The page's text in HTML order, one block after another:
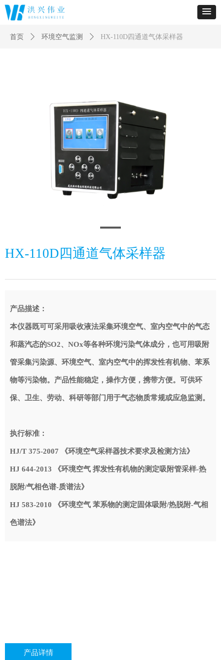
HX-110D四通道气体采样器
产品描述：
本仪器既可可采用吸收液法采集环境空气、室内空气中的气态
和蒸汽态的SO2、NOx等各种环境污染气体成分，也可用吸附
管采集污染源、环境空气、室内空气中的挥发性有机物、苯系
物等污染物。产品性能稳定，操作方便，携带方便。可供环
保、卫生、劳动、科研等部门用于气态物质常规或应急监测。
执行标准：
HJ/T 375-2007 《环境空气采样器技术要求及检测方法》
HJ 644-2013 《环境空气 挥发性有机物的测定吸附管采样-热
脱附/气相色谱-质谱法》
HJ 583-2010 《环境空气 苯系物的测定固体吸附/热脱附-气相
色谱法》
首页 ꄲ 环境空气监测 ꄲ HX-110D四通道气体采样器
产品详情